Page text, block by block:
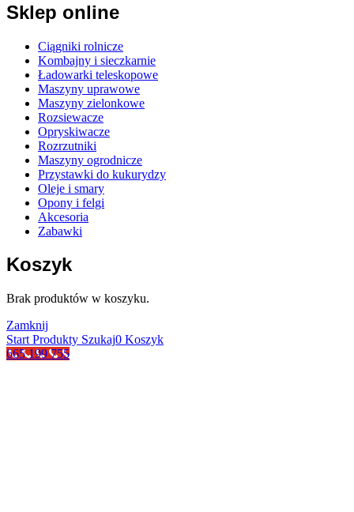
Sklep online
Ciągniki rolnicze
Kombajny i sieczkarnie
Ładowarki teleskopowe
Maszyny uprawowe
Maszyny zielonkowe
Rozsiewacze
Opryskiwacze
Rozrzutniki
Maszyny ogrodnicze
Przystawki do kukurydzy
Oleje i smary
Opony i felgi
Akcesoria
Zabawki
Koszyk
Brak produktów w koszyku.
Zamknij
Start Produkty Szukaj0 Koszyk
665 199 755